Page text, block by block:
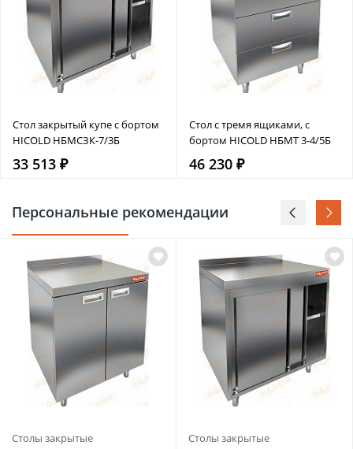
Стол закрытый купе с бортом
HICOLD НБМСЗК-7/3Б
33 513 ₽
Стол с тремя ящиками, с
бортом HICOLD НБМТ 3-4/5Б
46 230 ₽
Персональные рекомендации
Столы закрытые
Столы закрытые